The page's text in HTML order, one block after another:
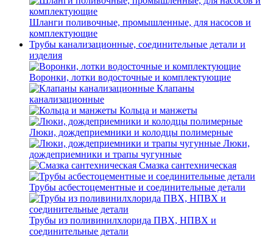
Шланги поливочные, промышленные, для насосов и
комплектующие
Трубы канализационные, соединительные детали и
изделия
Воронки, лотки водосточные и комплектующие
Клапаны
канализационные
Кольца и манжеты
Люки, дождеприемники и колодцы полимерные
Люки,
дождеприемники и трапы чугунные
Смазка сантехническая
Трубы асбестоцементные и соединительные детали
Трубы из поливинилхлорида ПВХ, НПВХ и
соединительные детали